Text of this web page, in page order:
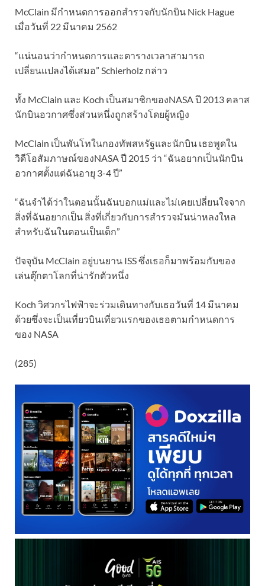
McClain มีกำหนดการออกสำรวจกับนักบิน Nick Hague
เมื่อวันที่ 22 มีนาคม 2562
“แน่นอนว่ากำหนดการและตารางเวลาสามารถ
เปลี่ยนแปลงได้เสมอ” Schierholz กล่าว
ทั้ง McClain และ Koch เป็นสมาชิกของNASA ปี 2013 คลาส
นักบินอวกาศซึ่งส่วนหนึ่งถูกสร้างโดยผู้หญิง
McClain เป็นพันโทในกองทัพสหรัฐและนักบิน เธอพูดใน
วิดีโอสัมภาษณ์ของNASA ปี 2015 ว่า “ฉันอยากเป็นนักบิน
อวกาศตั้งแต่ฉันอายุ 3-4 ปี”
“ฉันจำได้ว่าในตอนนั้นฉันบอกแม่และไม่เคยเปลี่ยนใจจาก
สิ่งที่ฉันอยากเป็น สิ่งที่เกี่ยวกับการสำรวจมันน่าหลงใหล
สำหรับฉันในตอนเป็นเด็ก”
ปัจจุบัน McClain อยู่บนยาน ISS ซึ่งเธอก็มาพร้อมกับของ
เล่นตุ๊กตาโลกที่น่ารักตัวหนึ่ง
Koch วิศวกรไฟฟ้าจะร่วมเดินทางกับเธอวันที่ 14 มีนาคม
ด้วยซึ่งจะเป็นเที่ยวบินเที่ยวแรกของเธอตามกำหนดการ
ของ NASA
(285)